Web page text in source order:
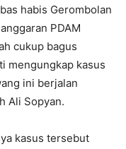
habis Gerombolan
PDAM
cukup bagus
mengungkap kasus
ini berjalan
Ali Sopyan.
kasus tersebut